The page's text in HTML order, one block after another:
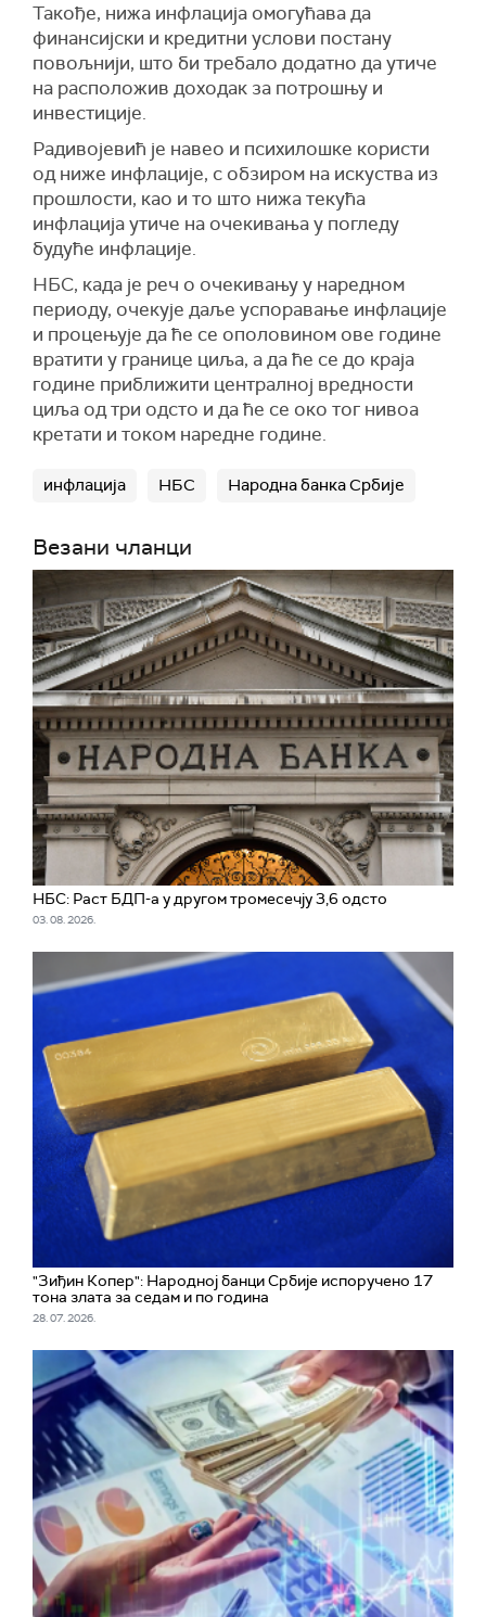
Такође, нижа инфлација омогућава да
финансијски и кредитни услови постану
повољнији, што би требало додатно да утиче
на расположив доходак за потрошњу и
инвестиције.
Радивојевић је навео и психилошке користи
од ниже инфлације, с обзиром на искуства из
прошлости, као и то што нижа текућа
инфлација утиче на очекивања у погледу
будуће инфлације.
НБС, када је реч о очекивању у наредном
периоду, очекује даље успоравање инфлације
и процењује да ће се ополовином ове године
вратити у границе циља, а да ће се до краја
године приближити централној вредности
циља од три одсто и да ће се око тог нивоа
кретати и током наредне године.
инфлација НБС Народна банка Србије
Везани чланци
НБС: Раст БДП-а у другом тромесечју 3,6 одсто
03. 08. 2026.
"Зиђин Копер": Народној банци Србије испоручено 17
тона злата за седам и по година
28. 07. 2026.